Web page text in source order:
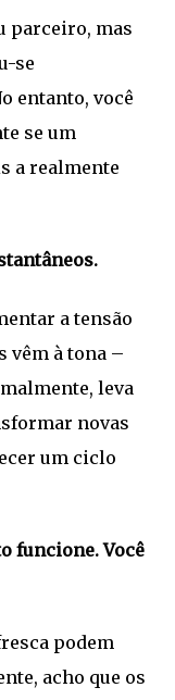
parceiro, mas
se
entanto, você
se um
a realmente
a tensão
vêm à tona –
leva
novas
um ciclo
funcione. Você
podem
acho que os